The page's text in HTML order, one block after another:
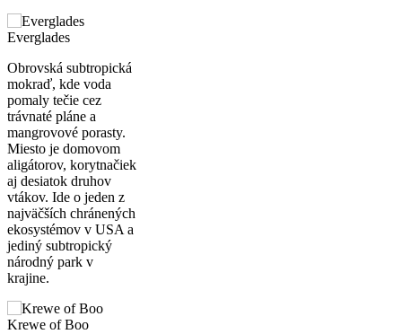
Everglades
Obrovská subtropická
mokraď, kde voda
pomaly tečie cez
trávnaté pláne a
mangrovové porasty.
Miesto je domovom
aligátorov, korytnačiek
aj desiatok druhov
vtákov. Ide o jeden z
najväčších chránených
ekosystémov v USA a
jediný subtropický
národný park v
krajine.
Krewe of Boo